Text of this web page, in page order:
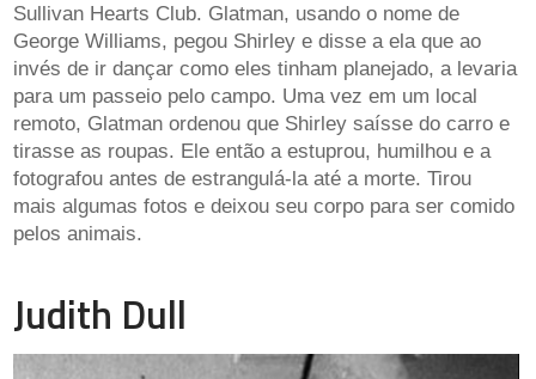
Sullivan Hearts Club. Glatman, usando o nome de
George Williams, pegou Shirley e disse a ela que ao
invés de ir dançar como eles tinham planejado, a levaria
para um passeio pelo campo. Uma vez em um local
remoto, Glatman ordenou que Shirley saísse do carro e
tirasse as roupas. Ele então a estuprou, humilhou e a
fotografou antes de estrangulá-la até a morte. Tirou
mais algumas fotos e deixou seu corpo para ser comido
pelos animais.
Judith Dull